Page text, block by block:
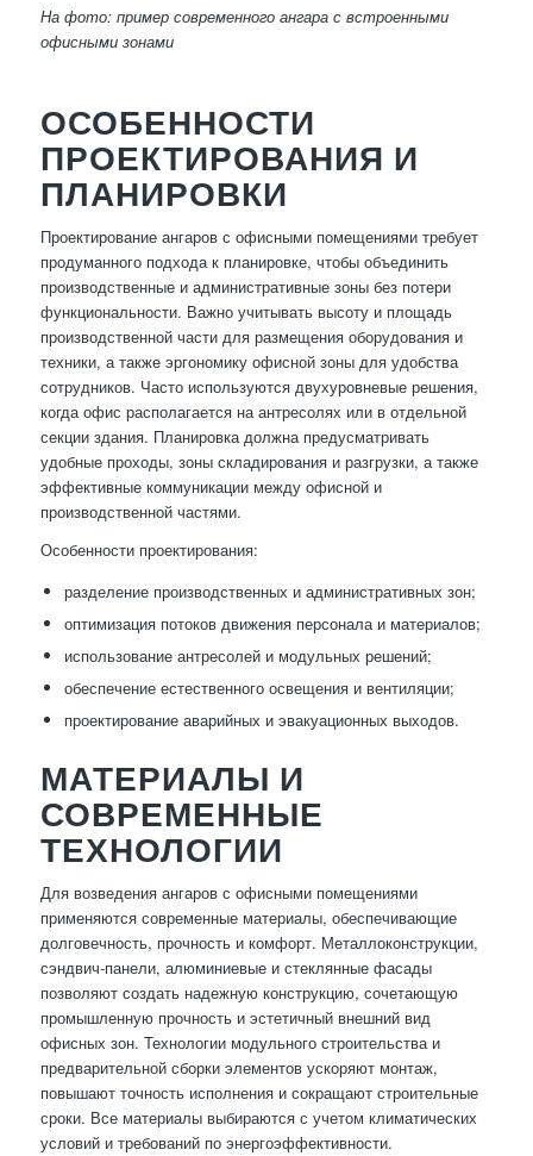
На фото: пример современного ангара с встроенными
офисными зонами
ОСОБЕННОСТИ
ПРОЕКТИРОВАНИЯ И
ПЛАНИРОВКИ
Проектирование ангаров с офисными помещениями требует
продуманного подхода к планировке, чтобы объединить
производственные и административные зоны без потери
функциональности. Важно учитывать высоту и площадь
производственной части для размещения оборудования и
техники, а также эргономику офисной зоны для удобства
сотрудников. Часто используются двухуровневые решения,
когда офис располагается на антресолях или в отдельной
секции здания. Планировка должна предусматривать
удобные проходы, зоны складирования и разгрузки, а также
эффективные коммуникации между офисной и
производственной частями.
Особенности проектирования:
разделение производственных и административных зон;
оптимизация потоков движения персонала и материалов;
использование антресолей и модульных решений;
обеспечение естественного освещения и вентиляции;
проектирование аварийных и эвакуационных выходов.
МАТЕРИАЛЫ И
СОВРЕМЕННЫЕ
ТЕХНОЛОГИИ
Для возведения ангаров с офисными помещениями
применяются современные материалы, обеспечивающие
долговечность, прочность и комфорт. Металлоконструкции,
сэндвич-панели, алюминиевые и стеклянные фасады
позволяют создать надежную конструкцию, сочетающую
промышленную прочность и эстетичный внешний вид
офисных зон. Технологии модульного строительства и
предварительной сборки элементов ускоряют монтаж,
повышают точность исполнения и сокращают строительные
сроки. Все материалы выбираются с учетом климатических
условий и требований по энергоэффективности.